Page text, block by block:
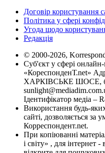
Договір користування
Політика у сфері
Угода щодо
Редакція
© 2000-2026,
Суб'єкт у сфері
«КореспонденТ.net»
ХАРКІВСЬКЕ ШОСЕ,
Ідентифікатор медіа –
Використання будь-
сайті, дозволяється за
Корреспондент.net.
При копіюванні
і світу» , для інтернет